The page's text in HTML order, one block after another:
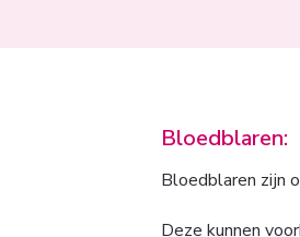
Bloedblaren:
Bloedblaren zijn
Deze kunnen